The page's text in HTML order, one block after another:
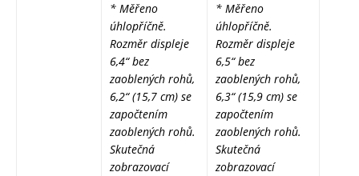
* Měřeno
úhlopříčně.
Rozměr displeje
6,4“ bez
zaoblených rohů,
6,2“ (15,7 cm) se
započtením
zaoblených rohů.
Skutečná
zobrazovací
* Měřeno
úhlopříčně.
Rozměr displeje
6,5“ bez
zaoblených rohů,
6,3“ (15,9 cm) se
započtením
zaoblených rohů.
Skutečná
zobrazovací